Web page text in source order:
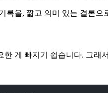
록을, 짧고 의미 있는 결론으
게 빠지기 쉽습니다. 그래